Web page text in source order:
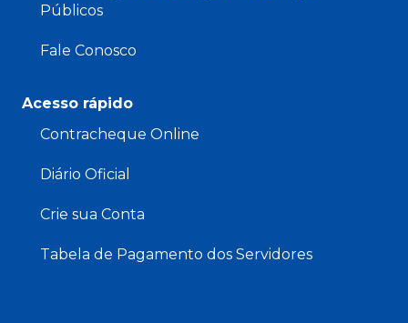
Públicos
Fale Conosco
Acesso rápido
Contracheque Online
Diário Oficial
Crie sua Conta
Tabela de Pagamento dos Servidores